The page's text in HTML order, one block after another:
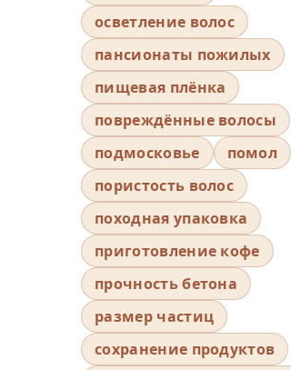
осветление волос
пансионаты пожилых
пищевая плёнка
повреждённые волосы
подмосковье
помол
пористость волос
походная упаковка
приготовление кофе
прочность бетона
размер частиц
сохранение продуктов